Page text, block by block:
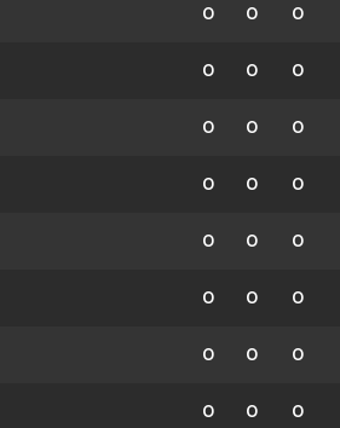
0 0 0
0 0 0
0 0 0
0 0 0
0 0 0
0 0 0
0 0 0
0 0 0